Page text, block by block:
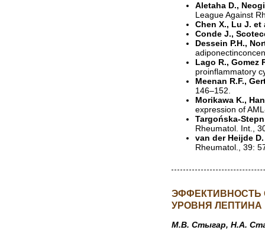
Aletaha D.,
League Against
Chen X., Lu J.
Conde J.,
Dessein P.H.,
Lago R., Gomez
proinflammatory
Meenan R.F.,
146–152.
Morikawa K.,
expression of
Targońska-
Rheumatol. Int.,
van der Heijde
Rheumatol., 39:
ЭФФЕКТИВНОСТЬ
УРОВНЯ ЛЕПТИНА
М.В. Стыгар, Н.А.